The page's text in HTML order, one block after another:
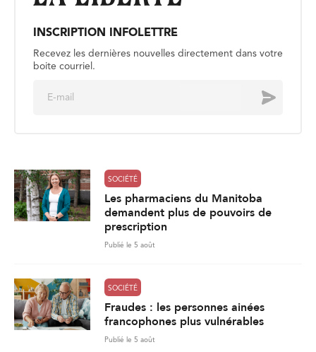
INSCRIPTION INFOLETTRE
Recevez les dernières nouvelles directement dans votre
boite courriel.
Envoyer
SOCIÉTÉ
Les pharmaciens du Manitoba
demandent plus de pouvoirs de
prescription
Publié le 5 août
SOCIÉTÉ
Fraudes : les personnes ainées
francophones plus vulnérables
Publié le 5 août